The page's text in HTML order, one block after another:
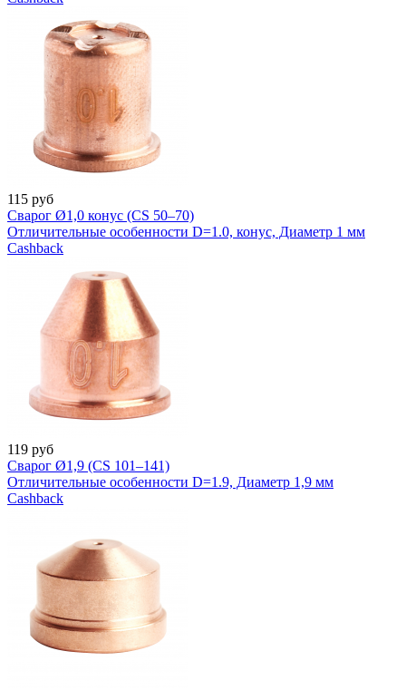
115 руб
Сварог Ø1,0 конус (CS 50–70)
Отличительные особенности D=1.0, конус, Диаметр 1 мм
Cashback
119 руб
Сварог Ø1,9 (CS 101–141)
Отличительные особенности D=1.9, Диаметр 1,9 мм
Cashback